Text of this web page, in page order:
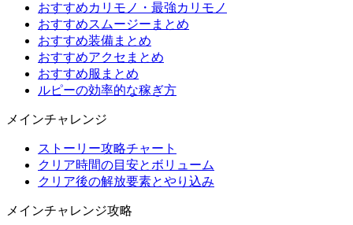
おすすめカリモノ・最強カリモノ
おすすめスムージーまとめ
おすすめ装備まとめ
おすすめアクセまとめ
おすすめ服まとめ
ルピーの効率的な稼ぎ方
メインチャレンジ
ストーリー攻略チャート
クリア時間の目安とボリューム
クリア後の解放要素とやり込み
メインチャレンジ攻略